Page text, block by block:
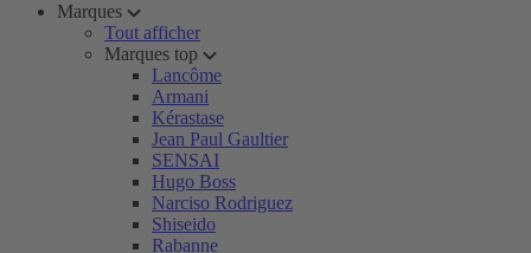
Marques
Tout afficher
Marques top
Lancôme
Armani
Kérastase
Jean Paul Gaultier
SENSAI
Hugo Boss
Narciso Rodriguez
Shiseido
Rabanne